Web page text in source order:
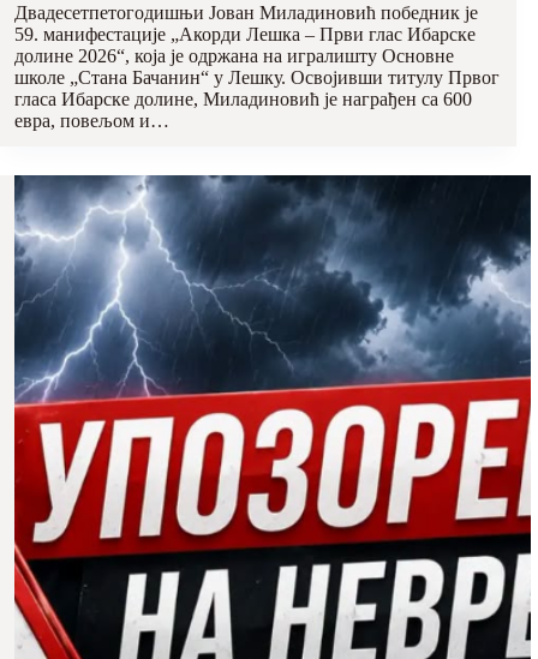
Двадесетпетогодишњи Јован Миладиновић победник је
59. манифестације „Акорди Лешка – Први глас Ибарске
долине 2026“, која је одржана на игралишту Основне
школе „Стана Бачанин“ у Лешку. Освојивши титулу Првог
гласа Ибарске долине, Миладиновић је награђен са 600
евра, повељом и…